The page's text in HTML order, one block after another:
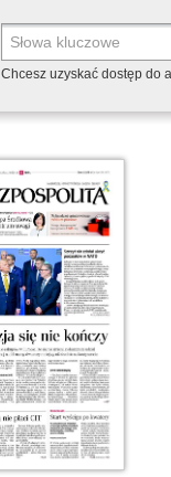
Chcesz uzyskać dostęp do